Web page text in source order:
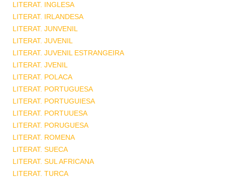
LITERAT. INGLESA
LITERAT. IRLANDESA
LITERAT. JUNVENIL
LITERAT. JUVENIL
LITERAT. JUVENIL ESTRANGEIRA
LITERAT. JVENIL
LITERAT. POLACA
LITERAT. PORTUGUESA
LITERAT. PORTUGUIESA
LITERAT. PORTUUESA
LITERAT. PORUGUESA
LITERAT. ROMENA
LITERAT. SUECA
LITERAT. SUL AFRICANA
LITERAT. TURCA